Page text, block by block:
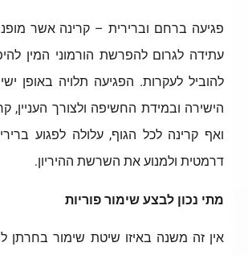
פגיעה ברחם וברירית – קרינה אשר
עתידה לגרום להפרשת הורמוני המין
להוביל לעקרות. הפגיעה תלויה באופן
הישירה ובמידת החשיפה ולצורך העניין,
ואף קרינה לכל הגוף, עלולה לפגוע
דרמטית ולמנוע את השרשת ההיריון.
מתי נכון לבצע שימור פוריות
אין זה משנה באיזו שיטת שימור בחרתן